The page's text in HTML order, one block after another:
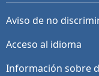
Aviso de no
Acceso al idioma
Información sobre